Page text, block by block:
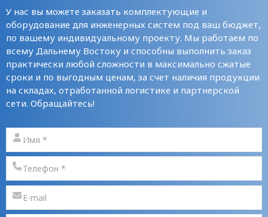
У нас вы можете заказать комплектующие и
оборудование для инженерных систем под ваш бюджет,
по вашему индивидуальному проекту. Мы работаем по
всему Дальнему Востоку и способны выполнить заказ
практически любой сложности в максимально сжатые
сроки и по выгодным ценам, за счет наличия продукции
на складах, отработанной логистике и партнерской
сети. Обращайтесь!